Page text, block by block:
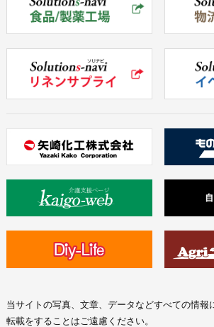
当サイトの写真、文章、データなどすべての情報
転載をすることはご遠慮ください。